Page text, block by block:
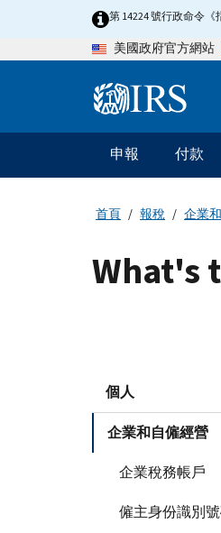
第 14224 號行政命令
美國政府官方網站
主
要
導
申報 付款
首頁 報稅 企業
What's
個人
企業和自僱經營
企業稅務帳戶
僱主身份識別